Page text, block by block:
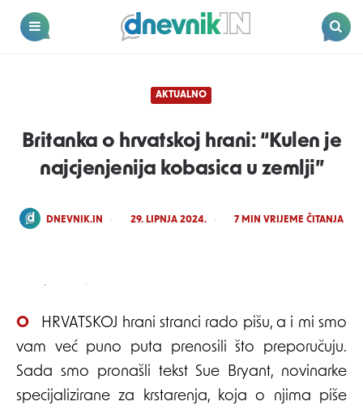
Dnevnik.in
AKTUALNO
Britanka o hrvatskoj hrani: “Kulen je
najcjenjenija kobasica u zemlji”
POSTED
DNEVNIK.IN 29. LIPNJA 2024. 7 MIN VRIJEME ČITANJA
O HRVATSKOJ hrani stranci rado pišu, a i mi smo
vam već puno puta prenosili što preporučuju.
Sada smo pronašli tekst Sue Bryant, novinarke
specijalizirane za krstarenja, koja o njima piše